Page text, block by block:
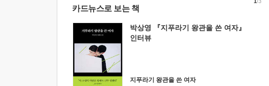
카드뉴스로 보는 책
박상영 『지푸라기 왕관을 쓴 여자』
인터뷰
지푸라기 왕관을 쓴 여자